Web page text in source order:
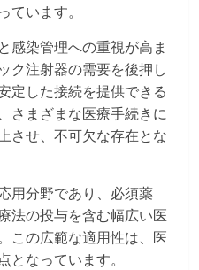
ています。
感染管理への重視が高ま
ク注射器の需要を後押し
定した接続を提供できる
さまざまな医療手続きに
させ、不可欠な存在とな
用分野であり、必須薬
法の投与を含む幅広い医
この広範な適用性は、医
となっています。